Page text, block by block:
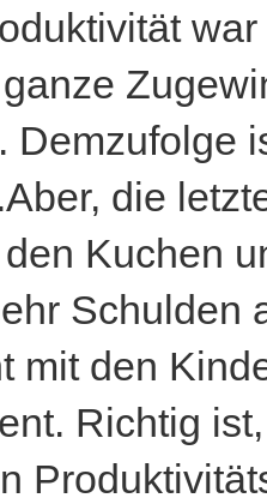
Demzufolge
die
Kuchen
Schulden
mit den
Richtig